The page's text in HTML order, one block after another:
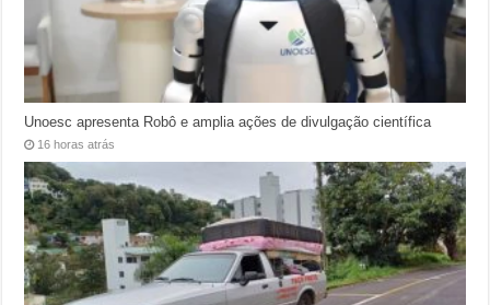
Unoesc apresenta Robô e amplia ações de divulgação científica
16 horas atrás